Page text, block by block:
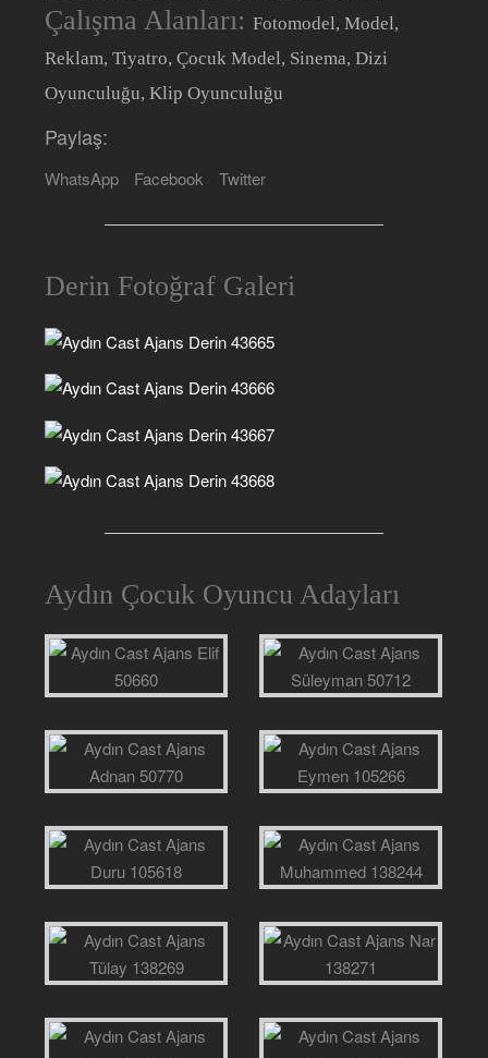
Çalışma Alanları:Fotomodel, Model,
Reklam, Tiyatro, Çocuk Model, Sinema, Dizi
Oyunculuğu, Klip Oyunculuğu
Paylaş:
WhatsApp Facebook Twitter
Derin Fotoğraf Galeri
Aydın Çocuk Oyuncu Adayları